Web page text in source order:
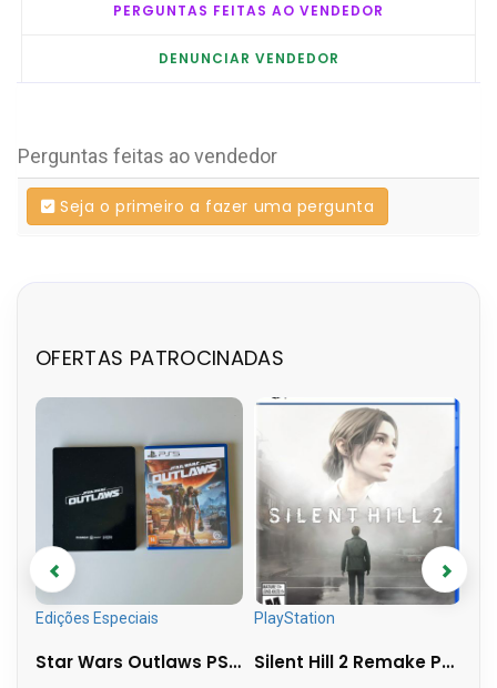
PERGUNTAS FEITAS AO VENDEDOR
DENUNCIAR VENDEDOR
Perguntas feitas ao vendedor
Seja o primeiro a fazer uma pergunta
OFERTAS PATROCINADAS
Edições Especiais
Star Wars Outlaws PS5 + Steelbook Exclusiva | Mídia Física...
PlayStation
Silent Hill 2 Remake PS5 – Mídia Física – Perfeito Est...